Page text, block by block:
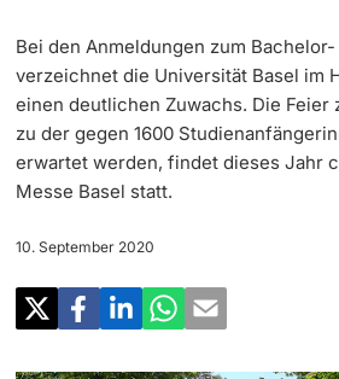
Doktorierende
Fördernde &
Newsletter
Universität in den Medien
Veranstaltungskalender
Social Media
‡ ‡ ‡ ‡ ‡ ‡ ‡ ‡ ‡ ‡ ‡ ‡
‡ ‡ ‡ ‡ ‡ ‡ ‡ ‡ ‡ ‡ ‡ ‡ ‡ ‡ ‡ ‡
Lehre
‡ ‡ ‡ ‡ ‡ ‡ ‡ ‡ ‡ ‡ ‡ ‡ ‡ ‡ ‡ ‡ ‡ ‡ ‡ ‡ ‡ ‡ ‡ ‡
Weiterbildung
‡ ‡ ‡ ‡ ‡ ‡ ‡ ‡ ‡ ‡ ‡ ‡ ‡ ‡ ‡ ‡ ‡ ‡ ‡ ‡ ‡ ‡ ‡ ‡ ‡
Universität
Bei den Anmeldungen zum
verzeichnet die Universität Basel im
einen deutlichen Zuwachs. Die Feier
zu der gegen 1600
erwartet werden, findet dieses Jahr
Messe Basel statt.
10. September 2020